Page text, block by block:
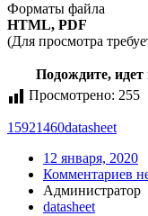
Форматы файла
HTML, PDF
(Для просмотра
Подождите, идет
Просмотрено: 255
15921460datasheet
12 января, 2020
Комментариев
Администратор
datasheet